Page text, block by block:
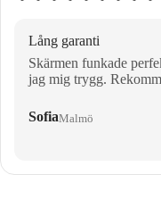
Lång garanti
Skärmen funkade
jag mig trygg.
SofiaMalmö